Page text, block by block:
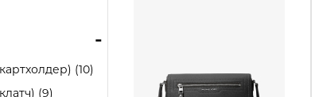
-
(10)
(9)